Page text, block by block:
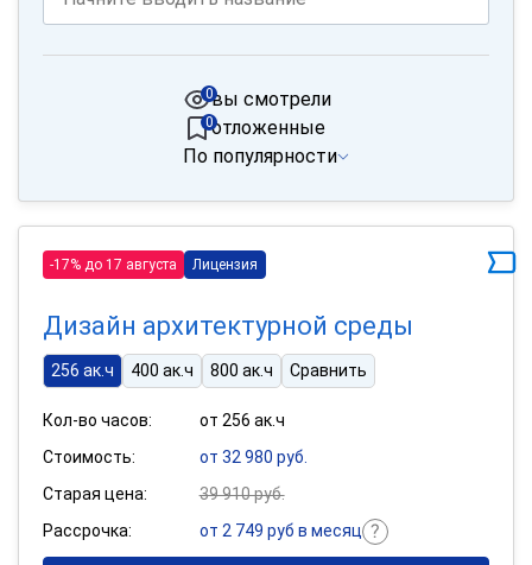
вы смотрели
0
отложенные
0
По популярности
-17% до 17 августа Лицензия
Дизайн архитектурной среды
256 ак.ч 400 ак.ч 800 ак.ч Сравнить
Кол-во часов:
от 256 ак.ч
Стоимость:
от 32 980 руб.
Старая цена:
39 910 руб.
Рассрочка:
от 2 749 руб в месяц